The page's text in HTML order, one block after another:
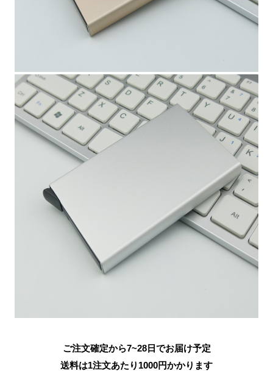
ご注文確定から7~28日でお届け予定
送料は1注文あたり 1000円かかります